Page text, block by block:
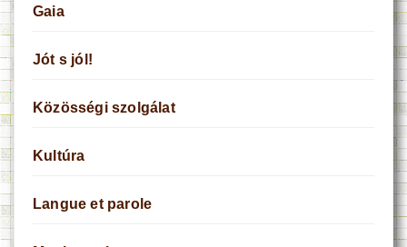
Gaia
Jót s jól!
Közösségi szolgálat
Kultúra
Langue et parole